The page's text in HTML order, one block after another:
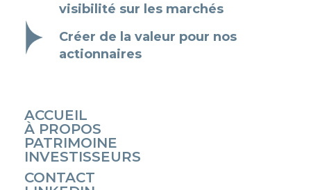
visibilité sur les marchés
Créer de la valeur pour nos
actionnaires
ACCUEIL
À PROPOS
PATRIMOINE
INVESTISSEURS
CONTACT